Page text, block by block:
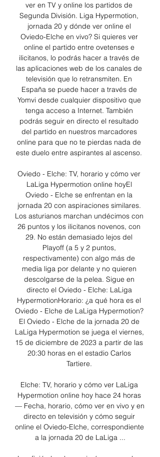
ver en TV y online los partidos de
Segunda División. Liga Hypermotion,
jornada 20 y dónde ver online el
Oviedo-Elche en vivo? Si quieres ver
online el partido entre ovetenses e
ilicitanos, lo podrás hacer a través de
las aplicaciones web de los canales de
televisión que lo retransmiten. En
España se puede hacer a través de
Yomvi desde cualquier dispositivo que
tenga acceso a Internet. También
podrás seguir en directo el resultado
del partido en nuestros marcadores
online para que no te pierdas nada de
este duelo entre aspirantes al ascenso.
Oviedo - Elche: TV, horario y cómo ver
LaLiga Hypermotion online hoyEl
Oviedo - Elche se enfrentan en la
jornada 20 con aspiraciones similares.
Los asturianos marchan undécimos con
26 puntos y los ilicitanos novenos, con
29. No están demasiado lejos del
Playoff (a 5 y 2 puntos,
respectivamente) con algo más de
media liga por delante y no quieren
descolgarse de la pelea. Sigue en
directo el Oviedo - Elche: LaLiga
HypermotionHorario: ¿a qué hora es el
Oviedo - Elche de LaLiga Hypermotion?
El Oviedo - Elche de la jornada 20 de
LaLiga Hypermotion se juega el viernes,
15 de diciembre de 2023 a partir de las
20:30 horas en el estadio Carlos
Tartiere.
Elche: TV, horario y cómo ver LaLiga
Hypermotion online hoy hace 24 horas
— Fecha, horario, cómo ver en vivo y en
directo en televisión y cómo seguir
online el Oviedo-Elche, correspondiente
a la jornada 20 de LaLiga ...